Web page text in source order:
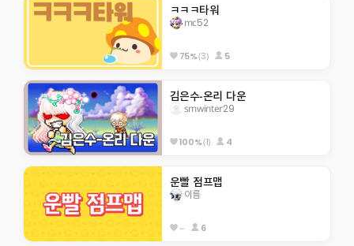
ㅋㅋㅋ타워
mc52
75%(3) 5
김은수-온리 다운
smwinter29
100%(1) 4
운빨 점프맵
이름
-- 6